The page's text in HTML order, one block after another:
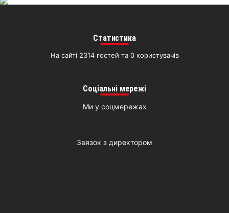
Статистика
На сайті 2314 гостей та 0 користувачів
Соціальні мережі
Ми у соцмережах
Звязок з директором